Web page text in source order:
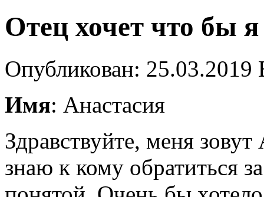
Отец хочет что бы
Опубликован:
Имя: Анастасия
Здравствуйте, меня
знаю к кому обратиться